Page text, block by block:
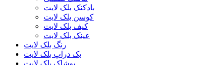
بادکنک بلک لایت
کوسن بلک لایت
کیف بلک لایت
عینک بلک لایت
رنگ بلک لایت
بک دراپ بلک لایت
پوشاک بلک لایت